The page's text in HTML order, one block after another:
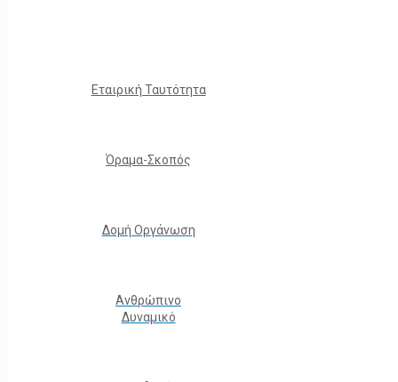
Εταιρική Ταυτότητα
Όραμα-Σκοπός
Δομή Οργάνωση
Ανθρώπινο
Δυναμικό